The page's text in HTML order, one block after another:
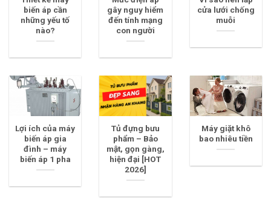
biến áp cần
những yếu tố
nào?
gây nguy hiểm
đến tính mạng
con người
cửa lưới chống
muỗi
Lợi ích của máy
biến áp gia
đình – máy
biến áp 1 pha
Tủ đựng bưu
phẩm – Bảo
mật, gọn gàng,
hiện đại [HOT
2026]
Máy giặt khô
bao nhiêu tiền